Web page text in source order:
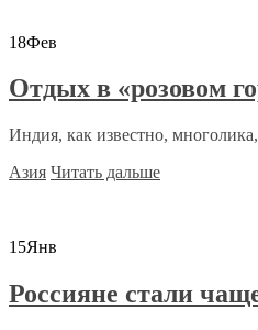
18Фев
Отдых в «розовом
Индия, как известно,
Азия Читать дальше
15Янв
Россияне стали